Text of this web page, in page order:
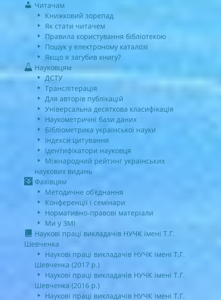
Читачам
Книжковий зорепад
Як стати читачем
Правила користування бібліотекою
Пошук у електроному каталозі
Якщо я загубив книгу?
Науковцям
ДСТУ
Транслітерація
Для авторів публікацій
Універсальна десяткова класифікація
Наукометричні бази даних
Бібліометрика української науки
Індекси цитування
Ідентифікатори науковця
Міжнародний рейтинг українських
наукових видань
Фахівцям
Методичне об’єднання
Конференції і семінари
Нормативно-правові матеріали
Ми у ЗМІ
Наукові праці викладачів НУЧК імені Т.Г.
Шевченка
Наукові праці викладачів НУЧК імені Т.Г.
Шевченка (2017 р.)
Наукові праці викладачів НУЧК імені Т.Г.
Шевченка (2016 р.)
Наукові праці викладачів НУЧК імені Т.Г.